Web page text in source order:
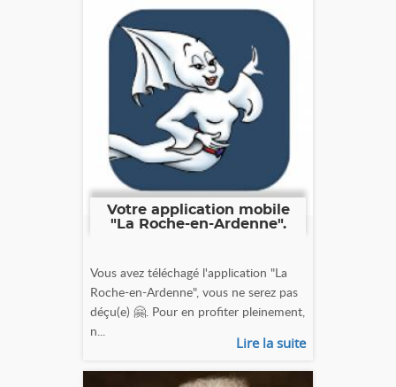
Votre application mobile
"La Roche-en-Ardenne".
Vous avez téléchagé l'application "La
Roche-en-Ardenne", vous ne serez pas
déçu(e) 🤗. Pour en profiter pleinement,
n...
Lire la suite